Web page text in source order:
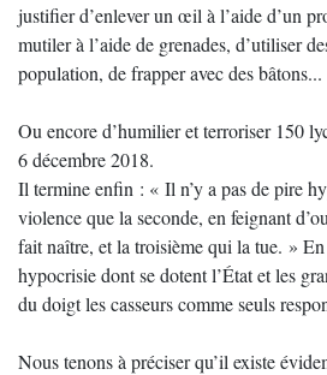
justifier d’enlever un œil à l’aide d’un
mutiler à l’aide de grenades, d’utiliser
population, de frapper avec des bâtons...
Ou encore d’humilier et terroriser 150
6 décembre 2018.
Il termine enfin : « Il n’y a pas de pire
violence que la seconde, en feignant
fait naître, et la troisième qui la tue. » En
hypocrisie dont se dotent l’État et les
du doigt les casseurs comme seuls
Nous tenons à préciser qu’il existe